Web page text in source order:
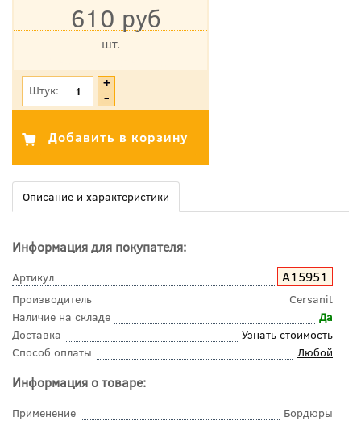
610 руб
шт.
Штук:
Описание и характеристики
Информация для покупателя:
Артикул A15951
Производитель
Cersanit
Наличие на складе
Да
Доставка
Узнать стоимость
Способ оплаты
Любой
Информация о товаре:
Применение
Бордюры